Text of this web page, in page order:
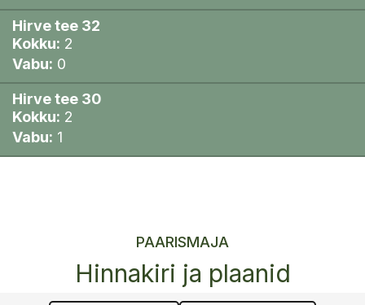
Hirve tee 32
Kokku: 2
Vabu: 0
Hirve tee 30
Kokku: 2
Vabu: 1
PAARISMAJA
Hinnakiri ja plaanid